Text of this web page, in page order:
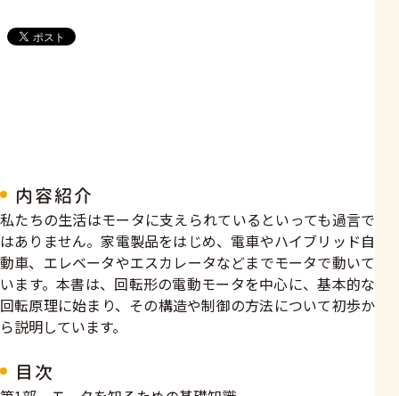
内容紹介
私たちの生活はモータに支えられているといっても過言で
はありません。家電製品をはじめ、電車やハイブリッド自
動車、エレベータやエスカレータなどまでモータで動いて
います。本書は、回転形の電動モータを中心に、基本的な
回転原理に始まり、その構造や制御の方法について初歩か
ら説明しています。
目次